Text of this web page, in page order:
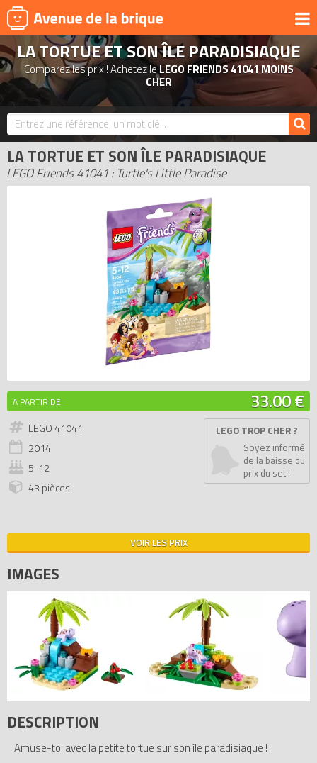
UNIVERS
PRODUITS DÉRIVÉS
NOUVEAUTÉS
LEGO 2026
BONS PLANS
ACTUALITÉS
ASSOCIATIONS DE FANS
EXPOSITIONS LEGO
LEGO LES PLUS CHERS
DERNIERS LEGO AJOUTÉS
LA TORTUE ET SON ÎLE PARADISIAQUE
Comparez les prix ! Achetez leLEGO FRIENDS 41041 MOINS
CHER
LA TORTUE ET SON ÎLE PARADISIAQUE
LEGO Friends 41041 : Turtle's Little Paradise
A PARTIR DE 33.00 €
LEGO 41041
2014
5-12
43 pièces
LEGO TROP CHER ?
Soyez informé
de la baisse du
prix du set !
VOIR LES PRIX
IMAGES
DESCRIPTION
Amuse-toi avec la petite tortue sur son île paradisiaque !